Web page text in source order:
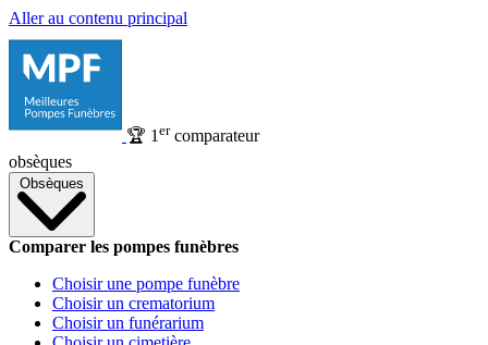
Aller au contenu principal
🏆 1 ercomparateur
obsèques
Obsèques
Comparer les pompes funèbres
Choisir une pompe funèbre
Choisir un crematorium
Choisir un funérarium